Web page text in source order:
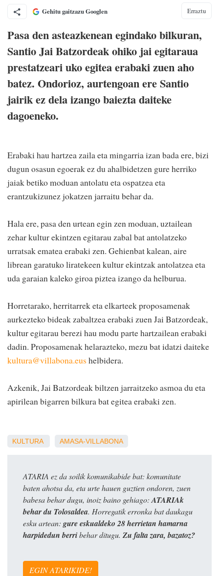
Gehitu gaitzazu Googlen Erraztu
Pasa den asteazkenean egindako bilkuran,
Santio Jai Batzordeak ohiko jai egitaraua
prestatzeari uko egitea erabaki zuen aho
batez. Ondorioz, aurtengoan ere Santio
jairik ez dela izango baiezta daiteke
dagoeneko.
Erabaki hau hartzea zaila eta mingarria izan bada ere, bizi
dugun osasun egoerak ez du ahalbidetzen gure herriko
jaiak betiko moduan antolatu eta ospatzea eta
erantzukizunez jokatzen jarraitu behar da.
Hala ere, pasa den urtean egin zen moduan, uztailean
zehar kultur ekintzen egitarau zabal bat antolatzeko
urratsak ematea erabaki zen. Gehienbat kalean, aire
librean garatuko liratekeen kultur ekintzak antolatzea eta
uda garaian kaleko giroa piztea izango da helburua.
Horretarako, herritarrek eta elkarteek proposamenak
aurkezteko bideak zabaltzea erabaki zuen Jai Batzordeak,
kultur egitarau berezi hau modu parte hartzailean erabaki
dadin. Proposamenak helarazteko, mezu bat idatzi daiteke
kultura@villabona.eus helbidera.
Azkenik, Jai Batzordeak biltzen jarraitzeko asmoa du eta
apirilean bigarren bilkura bat egitea erabaki zen.
KULTURA AMASA-VILLABONA
ATARIA ez da soilik komunikabide bat: komunitate
baten ahotsa da, eta urte hauen guztien ondoren, zuen
babesa behar dugu, inoiz baino gehiago: ATARIAk
behar du Tolosaldea. Horregatik erronka bat daukagu
esku artean: gure eskualdeko 28 herrietan hamarna
harpidedun berribehar ditugu. Zu falta zara, bazatoz?
EGIN ATARIKIDE!